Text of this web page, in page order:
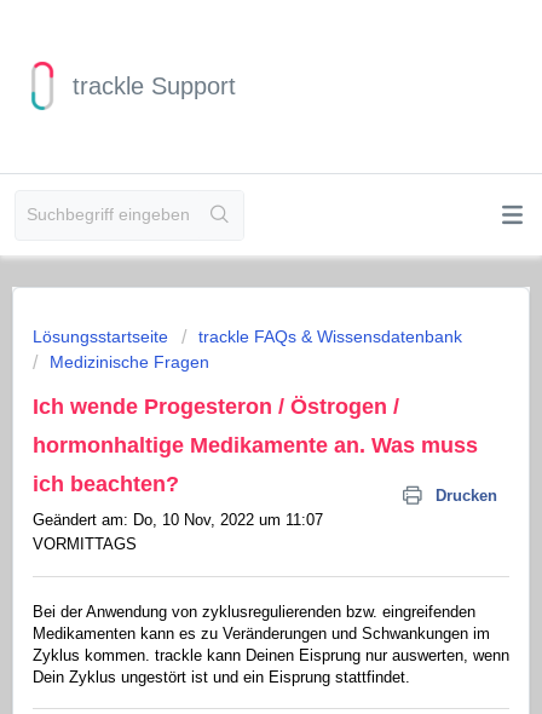
trackle Support
Lösungsstartseite
trackle FAQs & Wissensdatenbank
Medizinische Fragen
Ich wende Progesteron / Östrogen /
hormonhaltige Medikamente an. Was muss
ich beachten?
Drucken
Geändert am: Do, 10 Nov, 2022 um 11:07
VORMITTAGS
Bei der Anwendung von zyklusregulierenden bzw. eingreifenden
Medikamenten kann es zu Veränderungen und Schwankungen im
Zyklus kommen. trackle kann Deinen Eisprung nur auswerten, wenn
Dein Zyklus ungestört ist und ein Eisprung stattfindet.